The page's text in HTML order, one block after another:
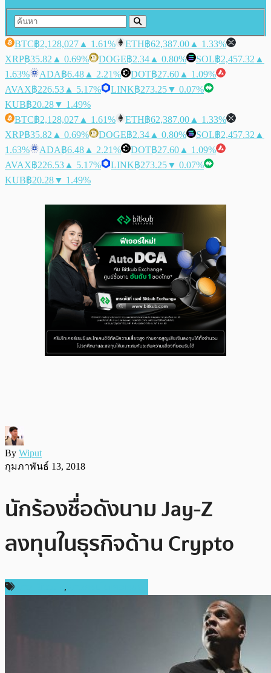
BTC฿2,128,027 ▲ 1.61% ETH฿62,387.00 ▲ 1.33%
XRP฿35.82 ▲ 0.69% DOGE฿2.34 ▲ 0.80% SOL฿2,457.32 ▲
1.63%
ADA฿6.48 ▲ 2.21% DOT฿27.60 ▲ 1.09%
AVAX฿226.53 ▲ 5.17% LINK฿273.25▼ 0.07%
KUB฿20.28▼ 1.49%
BTC฿2,128,027 ▲ 1.61% ETH฿62,387.00 ▲ 1.33%
XRP฿35.82 ▲ 0.69% DOGE฿2.34 ▲ 0.80% SOL฿2,457.32 ▲
1.63%
ADA฿6.48 ▲ 2.21% DOT฿27.60 ▲ 1.09%
AVAX฿226.53 ▲ 5.17% LINK฿273.25▼ 0.07%
KUB฿20.28▼ 1.49%
By Wiput
กุมภาพันธ์ 13, 2018
นักร้องชื่อดังนาม Jay-Z
ลงทุนในธุรกิจด้าน Crypto
,